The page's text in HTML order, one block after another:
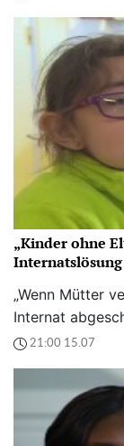
„Kinder ohne
„Wenn Mütter
Internat
21:00 15.07